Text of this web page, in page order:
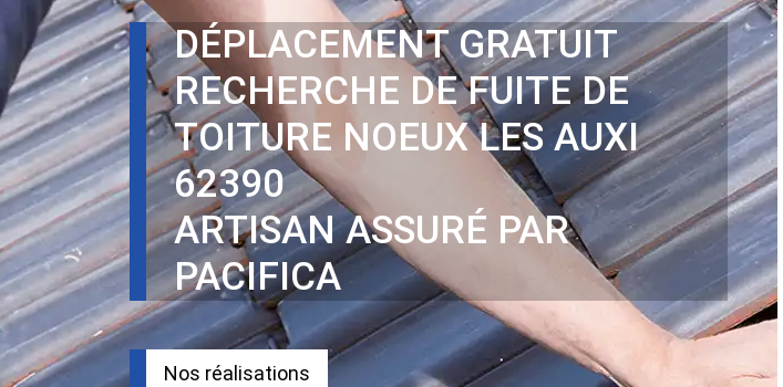
DÉPLACEMENT GRATUIT
RECHERCHE DE FUITE DE
TOITURE NOEUX LES AUXI
62390
ARTISAN ASSURÉ PAR
PACIFICA
Nos réalisations